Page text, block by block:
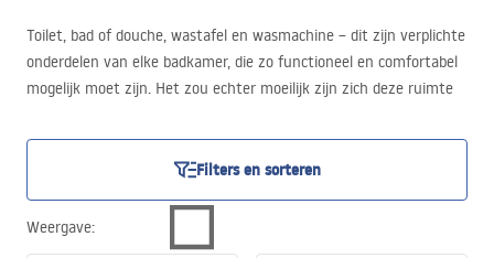
Toilet, bad of douche, wastafel en wasmachine – dit zijn verplichte
onderdelen van elke badkamer, die zo functioneel en comfortabel
mogelijk moet zijn. Het zou echter moeilijk zijn zich deze ruimte
badkamerspiegel maakt het mogelijk dagelijkse
verzorgingsroutines uit te voeren, make-up aan te brengen en
het controleren van een kapsel, en bij heren onder andere
nauwkeurig scheren.
Dat is nog niet alles, want een spiegel voor de badkamer vervult
Filters en sorteren
Weergave: